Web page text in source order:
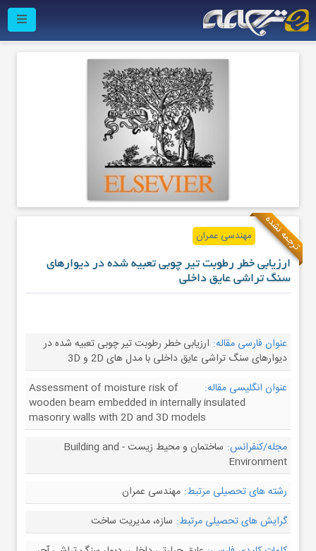
ترجمه نشده مهندسی عمران
ارزیابی خطر رطوبت تیر چوبی تعبیه شده در دیوارهای
سنگ تراشی عایق داخلی
عنوان فارسی مقاله: ارزیابی خطر رطوبت تیر چوبی تعبیه شده در
دیوارهای سنگ تراشی عایق داخلی با مدل های 2D و 3D
عنوان انگلیسی مقاله:
Assessment of moisture risk of
wooden beam embedded in internally insulated
masonry walls with 2D and 3D models
مجله/کنفرانس:
ساختمان و محیط زیست - Building and
Environment
رشته های تحصیلی مرتبط: مهندسی عمران
گرایش های تحصیلی مرتبط: سازه، مدیریت ساخت